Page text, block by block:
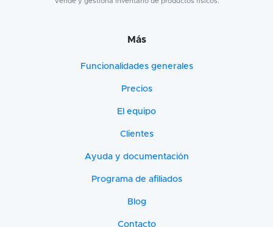
Más
Funcionalidades generales
Precios
El equipo
Clientes
Ayuda y documentación
Programa de afiliados
Blog
Contacto